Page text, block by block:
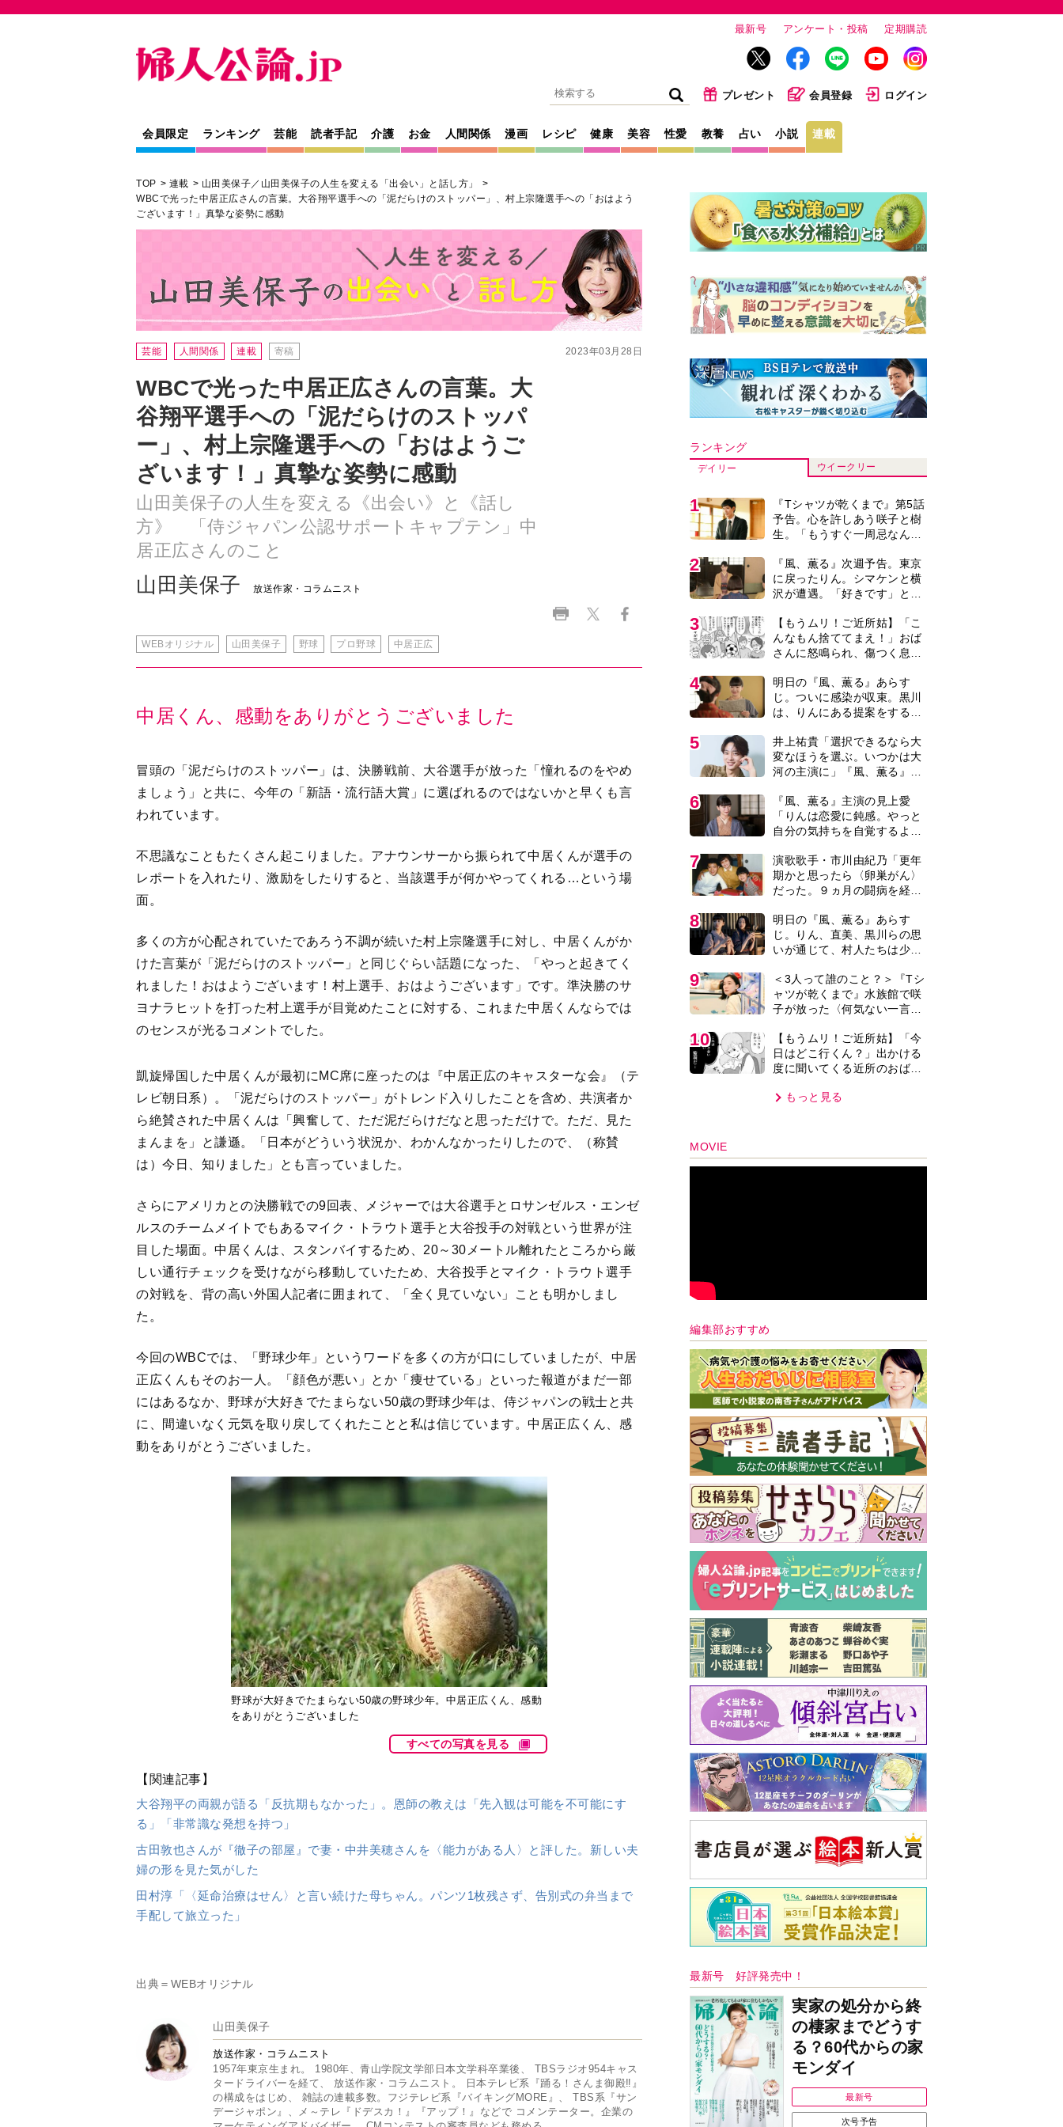
最新号 アンケート・投稿 定期購読
プレゼント 会員登録 ログイン
会員限定 ランキング 芸能 読者手記 介護 お金 人間関係 漫画 レシピ 健康 美容 性愛 教養 占い 小説 連載
TOP 連載
山田美保子／山田美保子の人生を変える「出会い」と話し方」
WBCで光った中居正広さんの言葉。大谷翔平選手への「泥だらけのストッパー」、村上宗隆選手への「おはよう
ございます！」真摯な姿勢に感動
2023年03月28日
芸能 人間関係 連載 寄稿
WBCで光った中居正広さんの言葉。大
谷翔平選手への「泥だらけのストッパ
ー」、村上宗隆選手への「おはようご
ざいます！」真摯な姿勢に感動
山田美保子の人生を変える《出会い》と《話し
方》 「侍ジャパン公認サポートキャプテン」中
居正広さんのこと
山田美保子 放送作家・コラムニスト
WEBオリジナル 山田美保子 野球 プロ野球 中居正広
中居くん、感動をありがとうございました
冒頭の「泥だらけのストッパー」は、決勝戦前、大谷選手が放った「憧れるのをやめ
ましょう」と共に、今年の「新語・流行語大賞」に選ばれるのではないかと早くも言
われています。
不思議なこともたくさん起こりました。アナウンサーから振られて中居くんが選手の
レポートを入れたり、激励をしたりすると、当該選手が何かやってくれる…という場
面。
多くの方が心配されていたであろう不調が続いた村上宗隆選手に対し、中居くんがか
けた言葉が「泥だらけのストッパー」と同じぐらい話題になった、「やっと起きてく
れました！おはようございます！村上選手、おはようございます」です。準決勝のサ
ヨナラヒットを打った村上選手が目覚めたことに対する、これまた中居くんならでは
のセンスが光るコメントでした。
凱旋帰国した中居くんが最初にMC席に座ったのは『中居正広のキャスターな会』（テ
レビ朝日系）。「泥だらけのストッパー」がトレンド入りしたことを含め、共演者か
ら絶賛された中居くんは「興奮して、ただ泥だらけだなと思っただけで。ただ、見た
まんまを」と謙遜。「日本がどういう状況か、わかんなかったりしたので、（称賛
は）今日、知りました」とも言っていました。
さらにアメリカとの決勝戦での9回表、メジャーでは大谷選手とロサンゼルス・エンゼ
ルスのチームメイトでもあるマイク・トラウト選手と大谷投手の対戦という世界が注
目した場面。中居くんは、スタンバイするため、20～30メートル離れたところから厳
しい通行チェックを受けながら移動していたため、大谷投手とマイク・トラウト選手
の対戦を、背の高い外国人記者に囲まれて、「全く見ていない」ことも明かしまし
た。
今回のWBCでは、「野球少年」というワードを多くの方が口にしていましたが、中居
正広くんもそのお一人。「顔色が悪い」とか「痩せている」といった報道がまだ一部
にはあるなか、野球が大好きでたまらない50歳の野球少年は、侍ジャパンの戦士と共
に、間違いなく元気を取り戻してくれたことと私は信じています。中居正広くん、感
動をありがとうございました。
野球が大好きでたまらない50歳の野球少年。中居正広くん、感動
をありがとうございました
すべての写真を見る
【関連記事】
大谷翔平の両親が語る「反抗期もなかった」。恩師の教えは「先入観は可能を不可能にす
る」「非常識な発想を持つ」
古田敦也さんが『徹子の部屋』で妻・中井美穂さんを〈能力がある人〉と評した。新しい夫
婦の形を見た気がした
田村淳「〈延命治療はせん〉と言い続けた母ちゃん。パンツ1枚残さず、告別式の弁当まで
手配して旅立った」
出典＝WEBオリジナル
山田美保子
放送作家・コラムニスト
1957年東京生まれ。 1980年、青山学院文学部日本文学科卒業後、 TBSラジオ954キャス
タードライバーを経て、 放送作家・コラムニスト。 日本テレビ系『踊る！さんま御殿‼』
の構成をはじめ、 雑誌の連載多数。フジテレビ系『バイキングMORE』、 TBS系『サン
デージャポン』、メ～テレ『ドデスカ！』『アップ！』などで コメンテーター。企業の
ランキング
デイリー ウイークリー
1
『Tシャツが乾くまで』第5話
予告。心を許しあう咲子と樹
生。「もうすぐ一周忌なんで
レあり＞
2
『風、薫る』次週予告。東京
に戻ったりん。シマケンと横
沢が遭遇。「好きです」と告
3
【もうムリ！ご近所姑】「こ
んなもん捨ててまえ！」おば
さんに怒鳴られ、傷つく息
【第3話】
4
明日の『風、薫る』あらす
じ。ついに感染が収束。黒川
は、りんにある提案をする＜
5
井上祐貴「選択できるなら大
変なほうを選ぶ。いつかは大
河の主演に」『風、薫る』で
6
『風、薫る』主演の見上愛
「りんは恋愛に鈍感。やっと
自分の気持ちを自覚するよう
7
演歌歌手・市川由紀乃「更年
期かと思ったら〈卵巣がん〉
だった。９ヵ月の闘病を経て
紙を今も支えに」【2026上半
期BEST】
8
明日の『風、薫る』あらす
じ。りん、直美、黒川らの思
いが通じて、村人たちは少し
バレあり＞
9
＜3人って誰のこと？＞『Tシ
ャツが乾くまで』水族館で咲
子が放った〈何気ない一言〉
線？」「子どもの話だと…」
10
【もうムリ！ご近所姑】「今
日はどこ行くん？」出かける
度に聞いてくる近所のおばさ
まり…【第1話】
もっと見る
MOVIE
編集部おすすめ
最新号 好評発売中！
実家の処分から終
の棲家までどうす
る？60代からの家
モンダイ
最新号
次号予告